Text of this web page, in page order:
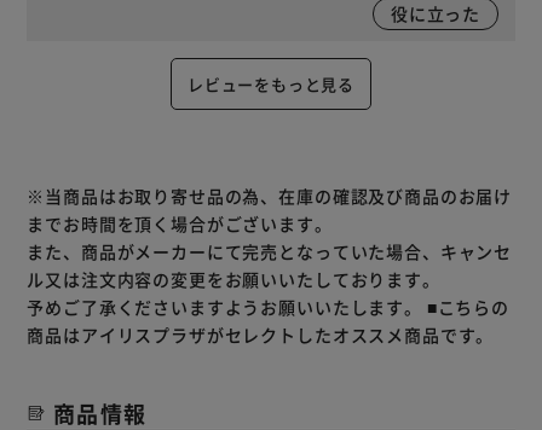
役に立った
レビューをもっと見る
※当商品はお取り寄せ品の為、在庫の確認及び商品のお届け
までお時間を頂く場合がございます。
また、商品がメーカーにて完売となっていた場合、キャンセ
ル又は注文内容の変更をお願いいたしております。
予めご了承くださいますようお願いいたします。 ■こちらの
商品はアイリスプラザがセレクトしたオススメ商品です。
商品情報